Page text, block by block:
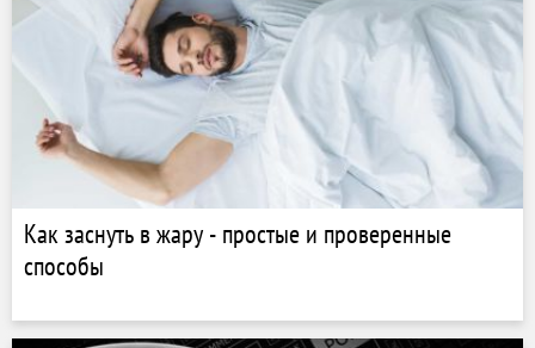
Как заснуть в жару - простые и проверенные
способы